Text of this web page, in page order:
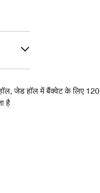
हॉल, जेड हॉल में बैंक्वेट के लिए 120
है